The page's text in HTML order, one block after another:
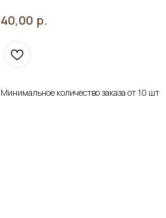
40,00 р.
Минимальное количество заказа от 10 шт